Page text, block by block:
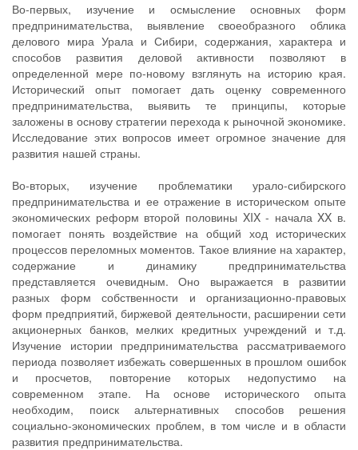
Во-первых, изучение и осмысление основных форм
предпринимательства, выявление своеобразного облика
делового мира Урала и Сибири, содержания, характера и
способов развития деловой активности позволяют в
определенной мере по-новому взглянуть на историю края.
Исторический опыт помогает дать оценку современного
предпринимательства, выявить те принципы, которые
заложены в основу стратегии перехода к рыночной экономике.
Исследование этих вопросов имеет огромное значение для
развития нашей страны.
Во-вторых, изучение проблематики урало-сибирского
предпринимательства и ее отражение в историческом опыте
экономических реформ второй половины XIX - начала XX в.
помогает понять воздействие на общий ход исторических
процессов переломных моментов. Такое влияние на характер,
содержание и динамику предпринимательства
представляется очевидным. Оно выражается в развитии
разных форм собственности и организационно-правовых
форм предприятий, биржевой деятельности, расширении сети
акционерных банков, мелких кредитных учреждений и т.д.
Изучение истории предпринимательства рассматриваемого
периода позволяет избежать совершенных в прошлом ошибок
и просчетов, повторение которых недопустимо на
современном этапе. На основе исторического опыта
необходим, поиск альтернативных способов решения
социально-экономических проблем, в том числе и в области
развития предпринимательства.